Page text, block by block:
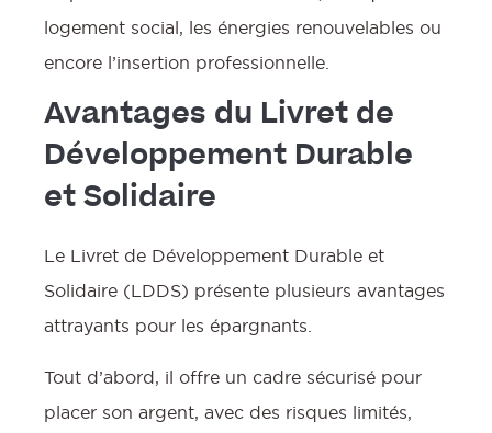
logement social, les énergies renouvelables ou
encore l’insertion professionnelle.
Avantages du Livret de
Développement Durable
et Solidaire
Le Livret de Développement Durable et
Solidaire (LDDS) présente plusieurs avantages
attrayants pour les épargnants.
Tout d’abord, il offre un cadre sécurisé pour
placer son argent, avec des risques limités,